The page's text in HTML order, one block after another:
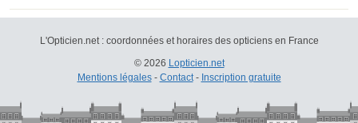
L'Opticien.net : coordonnées et horaires des opticiens en France
© 2026 Lopticien.net
Mentions légales- Contact- Inscription gratuite